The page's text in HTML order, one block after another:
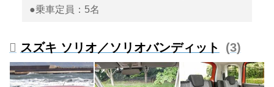
●乗車定員：5名
スズキ ソリオ／ソリオバンディット 3